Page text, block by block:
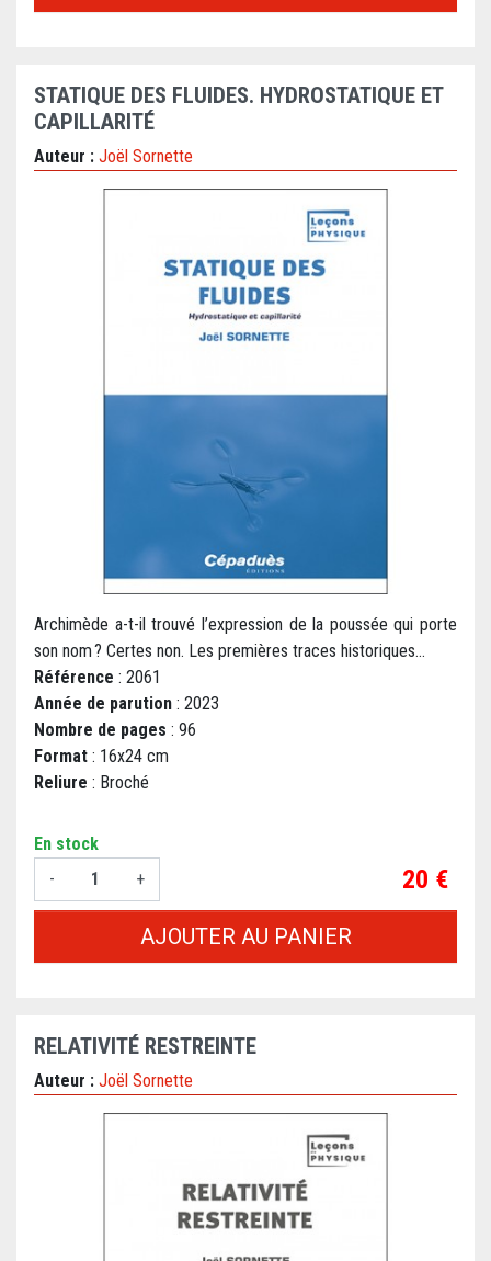
STATIQUE DES FLUIDES. HYDROSTATIQUE ET
CAPILLARITÉ
Auteur : Joël Sornette
Archimède a-t-il trouvé l’expression de la poussée qui porte
son nom ? Certes non. Les premières traces historiques...
Référence : 2061
Année de parution : 2023
Nombre de pages : 96
Format : 16x24 cm
Reliure : Broché
En stock
-
+ Prix
20 €
AJOUTER AU PANIER
RELATIVITÉ RESTREINTE
Auteur : Joël Sornette